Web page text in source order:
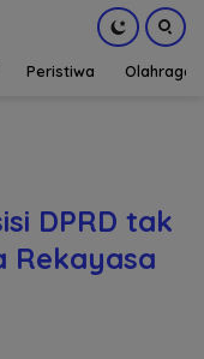
Peristiwa Olahraga
DPRD tak
Rekayasa